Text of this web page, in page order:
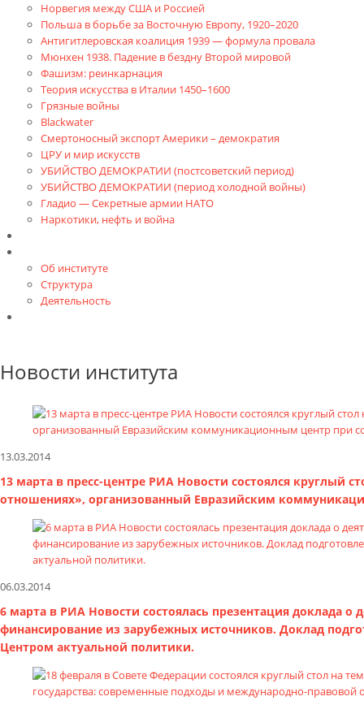
Норвегия между США и Россией
Польша в борьбе за Восточную Европу, 1920–2020
Антигитлеровская коалиция 1939 — формула провала
Мюнхен 1938. Падение в бездну Второй мировой
Фашизм: реинкарнация
Теория искусства в Италии 1450–1600
Грязные войны
Blackwater
Смертоносный экспорт Америки – демократия
ЦРУ и мир искусств
УБИЙСТВО ДЕМОКРАТИИ (постсоветский период)
УБИЙСТВО ДЕМОКРАТИИ (период холодной войны)
Гладио — Секретные армии НАТО
Наркотики, нефть и война
Об институте
Структура
Деятельность
Новости института
13.03.2014
13 марта в пресс-центре РИА Новости состоялся круглый
отношениях», организованный Евразийским
06.03.2014
6 марта в РИА Новости состоялась презентация доклада
финансирование из зарубежных источников. Доклад
Центром актуальной политики.